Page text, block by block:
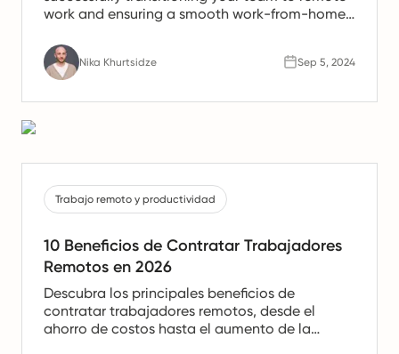
work and ensuring a smooth work-from-home
Nika Khurtsidze Sep 5, 2024
Trabajo remoto y productividad
10 Beneficios de Contratar Trabajadores
Remotos en 2026
Descubra los principales beneficios de
contratar trabajadores remotos, desde el
ahorro de costos hasta el aumento de la